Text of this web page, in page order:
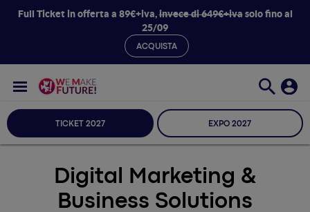
Full Ticket in offerta a 89€+iva,invece di 649€+ivasolo fino al
25/09
ACQUISTA
TICKET 2027 EXPO 2027
Digital Marketing &
Business Solutions